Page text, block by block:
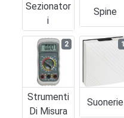
Sezionator
I
Spine
Strumenti
Di Misura
2
Suonerie
1